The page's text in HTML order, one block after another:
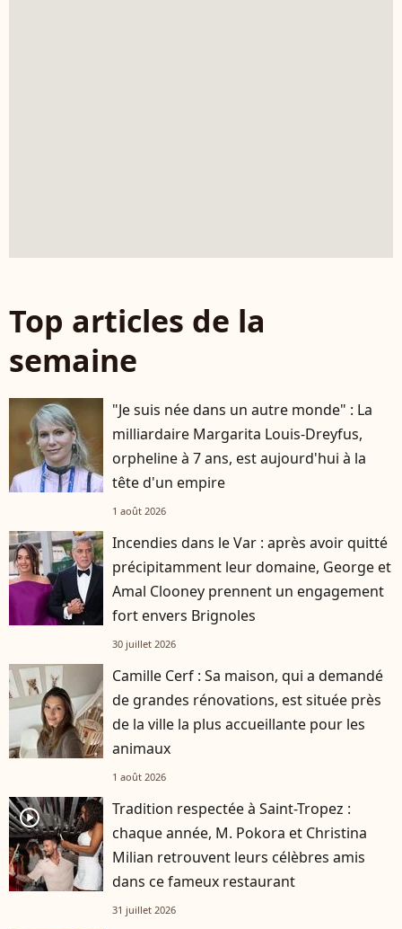
Top articles de la
semaine
"Je suis née dans un autre monde" : La
milliardaire Margarita Louis-Dreyfus,
orpheline à 7 ans, est aujourd'hui à la
tête d'un empire
1 août 2026
Incendies dans le Var : après avoir quitté
précipitamment leur domaine, George et
Amal Clooney prennent un engagement
fort envers Brignoles
30 juillet 2026
Camille Cerf : Sa maison, qui a demandé
de grandes rénovations, est située près
de la ville la plus accueillante pour les
animaux
1 août 2026
player2
Tradition respectée à Saint-Tropez :
chaque année, M. Pokora et Christina
Milian retrouvent leurs célèbres amis
dans ce fameux restaurant
31 juillet 2026